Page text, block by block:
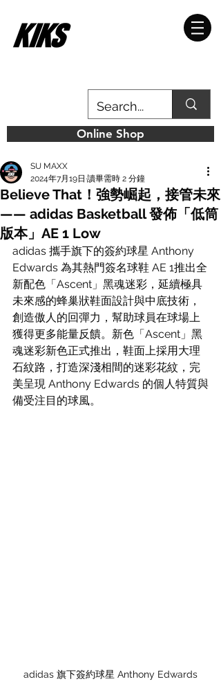
Online Shop
Believe That！強勢崛起，接管未來
—— adidas Basketball 發佈「低筒
版本」AE 1 Low
SU MAXX
2024年7月19日 讀畢需時 2 分鐘
adidas 攜手旗下的簽約球星 Anthony
Edwards 為其熱門簽名球鞋 AE 1推出全
新配色「Ascent」黑魂迷彩，延續極具
未來感的蜂巢狀鞋面設計與中底技術，
創造傲人的回彈力，幫助球員在球場上
獲得更多能量反饋。新色「Ascent」黑
魂迷彩新色正式推出，鞋面上採用大理
石紋路，打造深淺相間的迷彩花紋，完
美呈現 Anthony Edwards 的個人特質與
備受注目的球風。
adidas 旗下簽約球星 Anthony Edwards